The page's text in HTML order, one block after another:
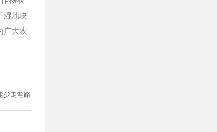
湿地块
广大农
少走弯路